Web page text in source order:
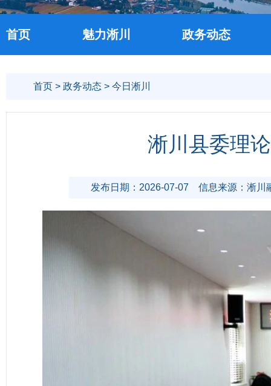
首页 魅力淅川 政务动态
首页 > 政务动态 > 今日淅川
淅川县委理
发布日期：2026-07-07 信息来源：淅川